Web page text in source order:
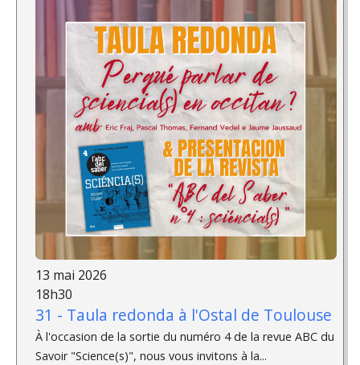
13 mai 2026
18h30
31 - Taula redonda à l'Ostal de Toulouse
À l'occasion de la sortie du numéro 4 de la revue ABC du
Savoir "Science(s)", nous vous invitons à la...